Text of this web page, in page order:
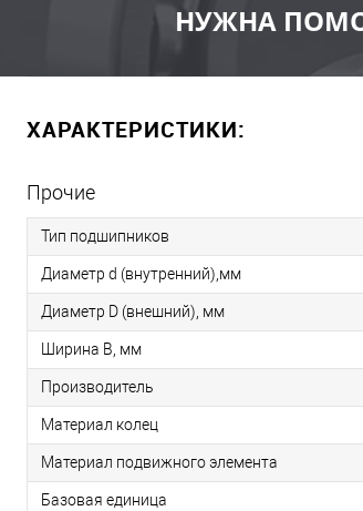
НУЖНА
ХАРАКТЕРИСТИКИ:
Прочие
Тип подшипников
Диаметр d (внутренний),мм
Диаметр D (внешний), мм
Ширина B, мм
Производитель
Материал колец
Материал подвижного элемента
Базовая единица